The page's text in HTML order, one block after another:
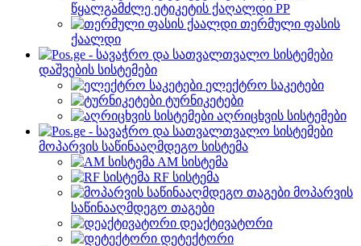
წყალგამძლე ეტიკეტის ქაღალდი PP
თერმული ფასის
ქაალდი
დაშვების სისტემები
ელექტრო საკეტები
ტურნიკეტები
აღრიცხვის სისტემები
მოპარვის საწინააღმდეგო სისტემა
AM სისტემა
RF სისტემა
მოპარვის
საწინააღმდეგო თაგები
დეაქტივატორი
დეტექტორი